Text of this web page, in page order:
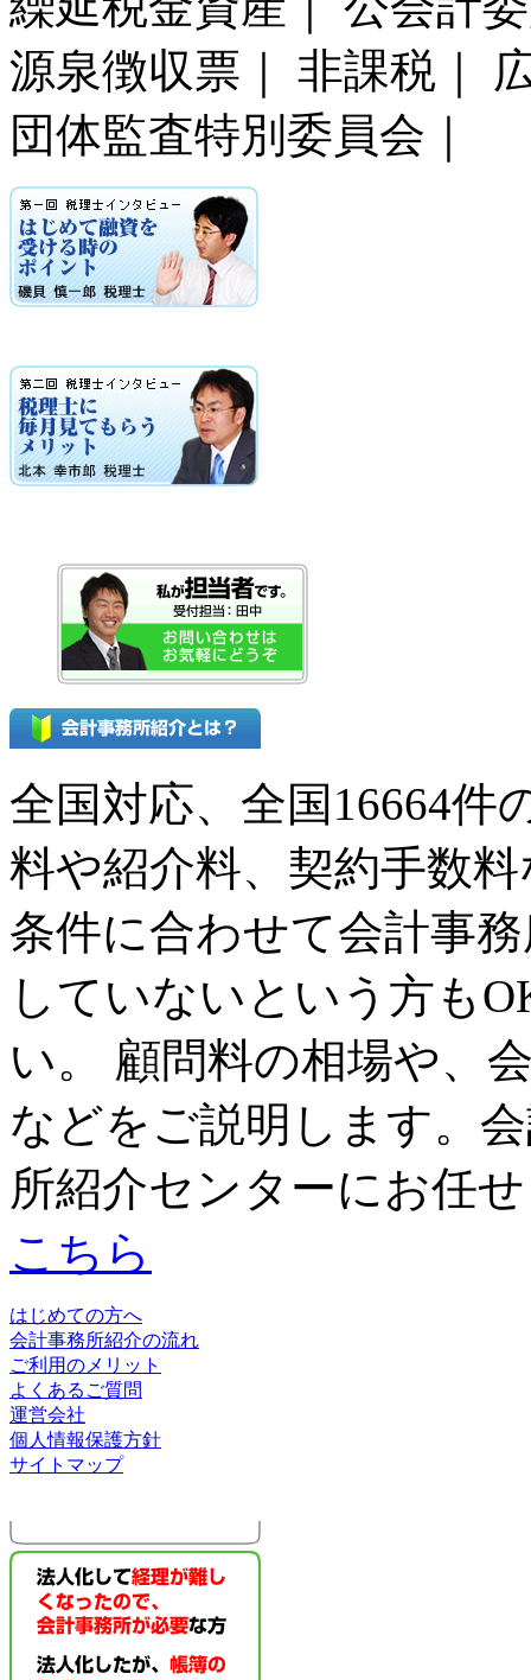
源泉徴収票｜ 非課税｜
団体監査特別委員会｜
全国対応、全国16664件
料や紹介料、契約手数
条件に合わせて会計事
していないという方も
い。 顧問料の相場や、
などをご説明します。
所紹介センターにお任
こちら
はじめての方へ
会計事務所紹介の流れ
ご利用のメリット
よくあるご質問
運営会社
個人情報保護方針
サイトマップ